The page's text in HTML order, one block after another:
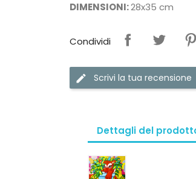
DIMENSIONI:28x35 cm
Condividi
Scrivi la tua recensione
Dettagli del